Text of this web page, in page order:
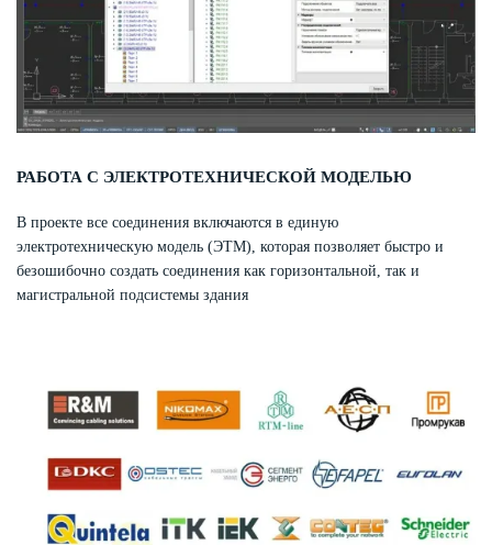
РАБОТА С ЭЛЕКТРОТЕХНИЧЕСКОЙ МОДЕЛЬЮ
В проекте все соединения включаются в единую
электротехническую модель (ЭТМ), которая позволяет быстро и
безошибочно создать соединения как горизонтальной, так и
магистральной подсистемы здания